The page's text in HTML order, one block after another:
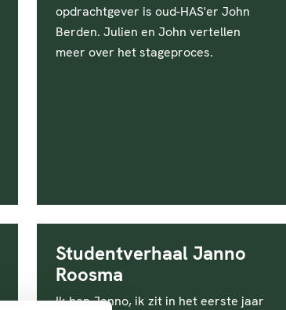
opdrachtgever is oud-HAS'er John
Berden. Julien en John vertellen
meer over het stageproces.
Studentverhaal Janno
Roosma
Ik ben Janno, ik zit in het eerste jaar